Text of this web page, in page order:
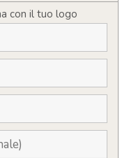
con il tuo logo